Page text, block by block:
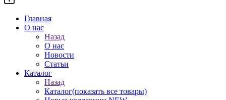
Главная
О нас
Назад
О нас
Новости
Статьи
Каталог
Назад
Каталог(показать все товары)